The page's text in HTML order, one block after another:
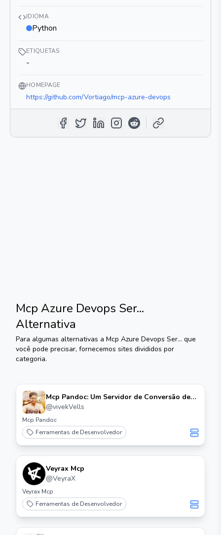
IDIOMA
Python
ETIQUETAS
-
HOMEPAGE
https://github.com/Vortiago/mcp-azure-devops
Mcp Azure Devops Ser...
Alternativa
Para algumas alternativas a Mcp Azure Devops Ser... que
você pode precisar, fornecemos sites divididos por
categoria.
Mcp Pandoc: Um Servidor de Conversão de
Documentos Mcp
@vivekVells
Mcp Pandoc
Ferramentas de Desenvolvedor
Veyrax Mcp
@VeyraX
Veyrax Mcp
Ferramentas de Desenvolvedor